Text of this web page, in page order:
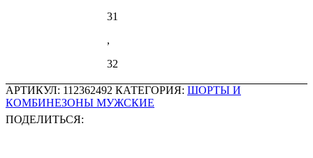
31
,
32
АРТИКУЛ: 112362492 КАТЕГОРИЯ: ШОРТЫ И
КОМБИНЕЗОНЫ МУЖСКИЕ
ПОДЕЛИТЬСЯ: